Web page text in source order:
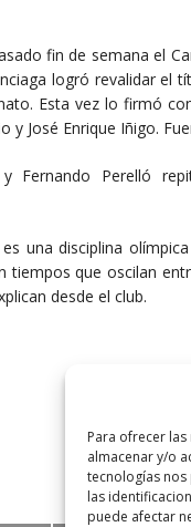
Para ofrecer
almacenar y/o
tecnologías
las
puede afectar
fin de semana el
logró revalidar el
Esta vez lo firmó
y José Enrique Iñigo.
y Fernando Perelló
es una disciplina
que oscilan
desde el club.